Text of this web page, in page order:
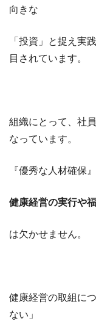
向きな
「投資」と捉え実
目されています。
組織にとって、社
なっています。
『優秀な人材確保
健康経営の実行や
は欠かせません。
健康経営の取組に
ない」